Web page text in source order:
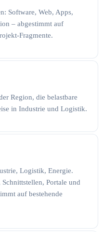
Software, Web, Apps,
– abgestimmt auf
Fragmente.
Region, die belastbare
in Industrie und Logistik.
Logistik, Energie.
Portale und
auf bestehende